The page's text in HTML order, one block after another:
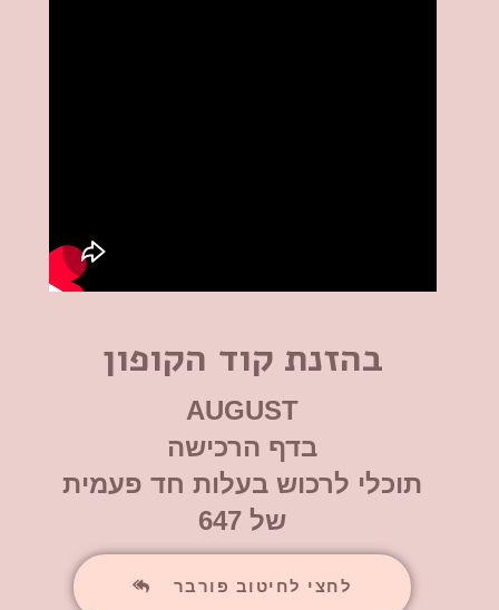
בהזנת קוד הקופון
AUGUST
בדף הרכישה
תוכלי לרכוש בעלות חד פעמית
של 647
לחצי לחיטוב פורבר